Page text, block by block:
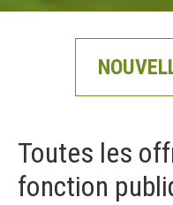
Toutes les
fonction